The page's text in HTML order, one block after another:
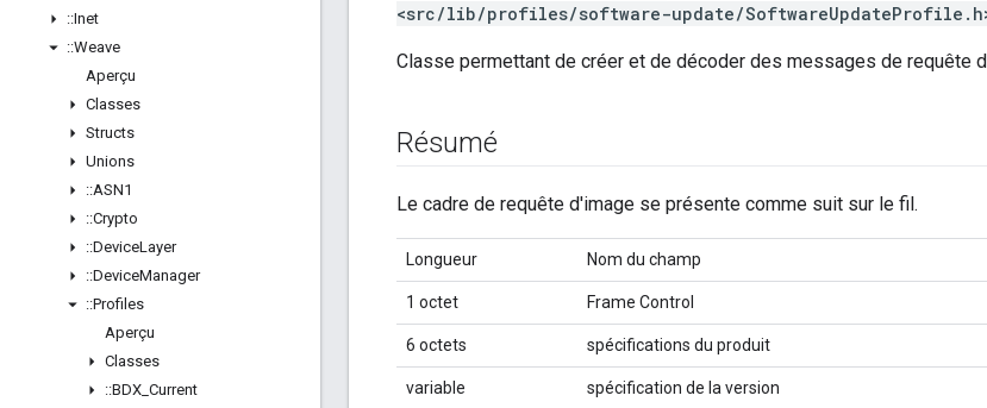
::Inet
::Weave
Aperçu
Classes
Structs
Unions
::ASN1
::Crypto
::DeviceLayer
::DeviceManager
::Profiles
Aperçu
Classes
::BDX Current
<src/lib/profiles/software-update/
Classe permettant de créer et de décoder des messages de requête
Résumé
Le cadre de requête d'image se présente comme suit sur le fil.
Longueur Nom du champ
1 octet Frame Control
6 octets spécifications du produit
variable spécification de la version